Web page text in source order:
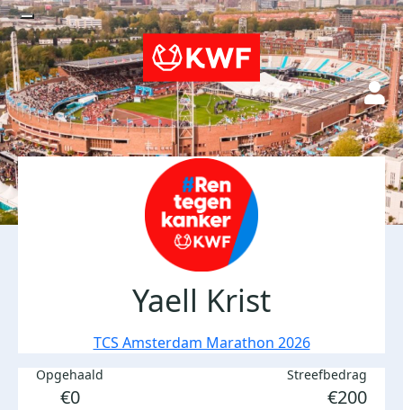
Yaell Krist
TCS Amsterdam Marathon 2026
Opgehaald
€0
Streefbedrag
€200